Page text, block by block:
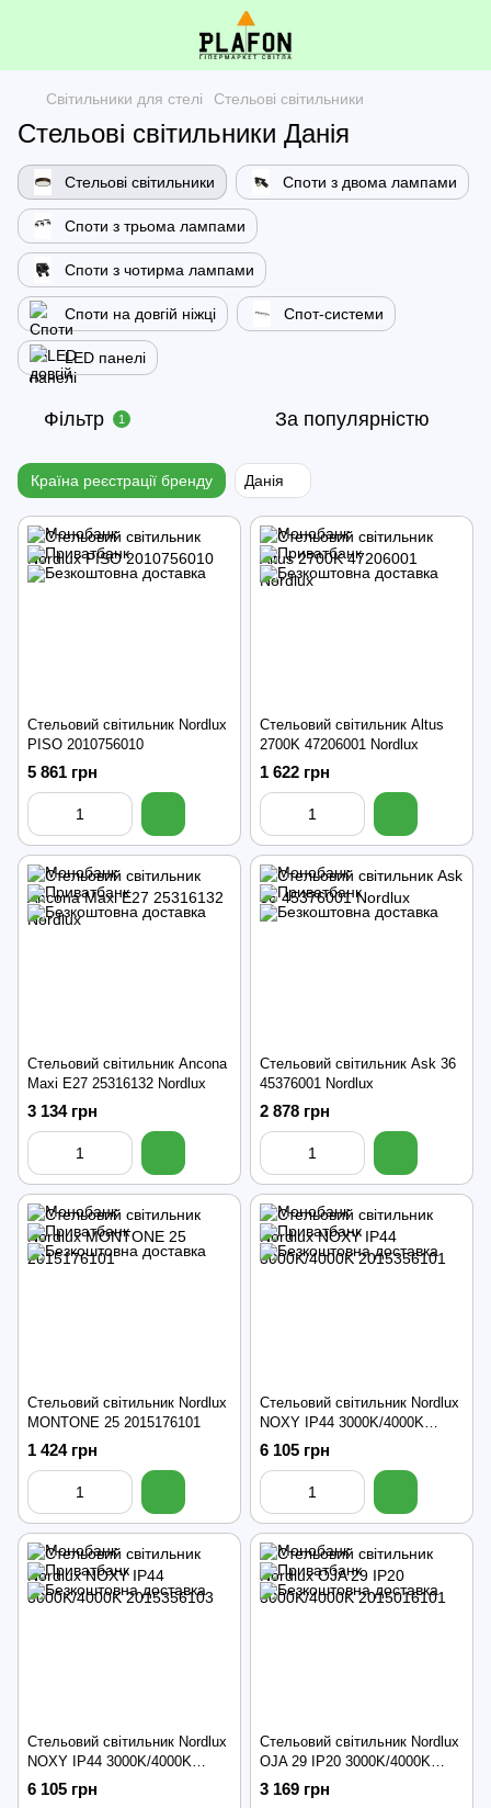
Світильники для стелі Стельові світильники
Стельові світильники Данія
Стельові світильники Споти з двома лампами
Споти з трьома лампами
Споти з чотирма лампами
Споти на довгій ніжці Спот-системи
LED панелі
Фільтр 1 За популярністю
Країна реєстрації бренду Данія
Стельовий світильник Nordlux
PISO 2010756010
5 861 грн
Стельовий світильник Altus
2700K 47206001 Nordlux
1 622 грн
Стельовий світильник Ancona
Maxi E27 25316132 Nordlux
3 134 грн
Стельовий світильник Ask 36
45376001 Nordlux
2 878 грн
Стельовий світильник Nordlux
MONTONE 25 2015176101
1 424 грн
Стельовий світильник Nordlux
NOXY IP44 3000K/4000K
2015356101
6 105 грн
Стельовий світильник Nordlux
NOXY IP44 3000K/4000K
2015356103
6 105 грн
Стельовий світильник Nordlux
OJA 29 IP20 3000K/4000K
2015016101
3 169 грн